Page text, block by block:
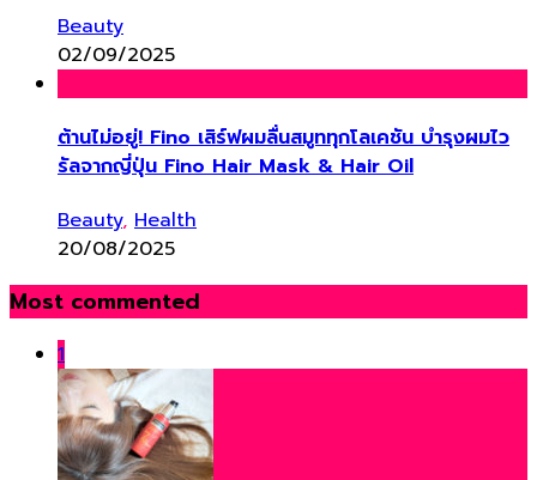
Beauty
02/09/2025
ต้านไม่อยู่! Fino เสิร์ฟผมลื่นสมูททุกโลเคชัน บำรุงผมไว
รัลจากญี่ปุ่น Fino Hair Mask & Hair Oil
Beauty, Health
20/08/2025
Most commented
1